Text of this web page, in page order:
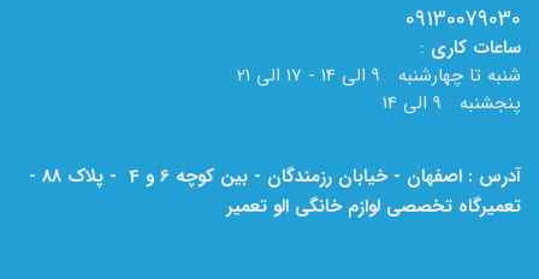
09130079030
ساعات کاری :
شنبه تا چهارشنبه 9 الی 14 - 17 الی 21
پنجشنبه 9 الی 14
آدرس : اصفهان - خیابان رزمندگان - بین کوچه 6 و 4 - پلاک 88 -
تعمیرگاه تخصصی لوازم خانگی الو تعمیر